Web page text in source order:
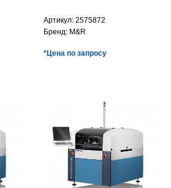
Артикул: 2575872
Бренд: M&R
*Цена по запросу